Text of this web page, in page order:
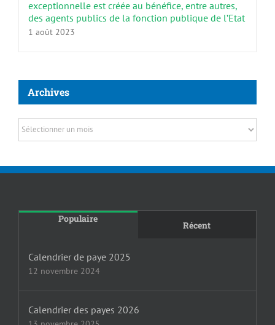
exceptionnelle est créée au bénéfice, entre autres,
des agents publics de la fonction publique de l’Etat
1 août 2023
Archives
Archives
Populaire
Récent
Calendrier de paye 2025
12 novembre 2024
Calendrier des payes 2026